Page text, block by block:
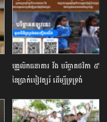
បុគ្គលិកធនាគារ វីង បរិច្ចាគថវិកា ៥%
នៃប្រាក់បៀវត្សរ៍ ដើម្បី​ទ្រទ្រង់
បន្ទាន់